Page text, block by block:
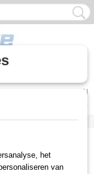
UW WINKELWAGEN
het
van